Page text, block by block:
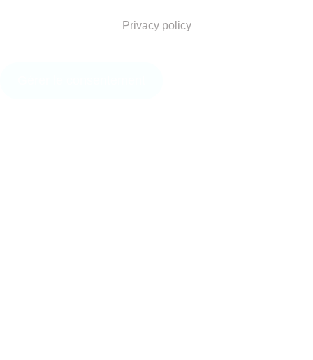
Privacy policy